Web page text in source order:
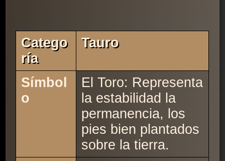
Catego
Ría
Tauro
Símbol
o
El Toro: Representa
la estabilidad la
permanencia, los
pies bien plantados
sobre la tierra.